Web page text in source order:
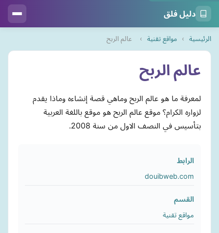
دليل فلق
الرئيسية › مواقع تقنية › عالم الربح
عالم الربح
لمعرفة ما هو عالم الربح وماهي قصة إنشاءه وماذا يقدم
لزواره الكرام؟ موقع عالم الربح هو موقع باللغة العربية
بتأسيس في النصف الاول من سنة 2008.
الرابط
douibweb.com
القسم
مواقع تقنية